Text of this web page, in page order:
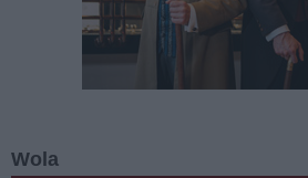
Wola